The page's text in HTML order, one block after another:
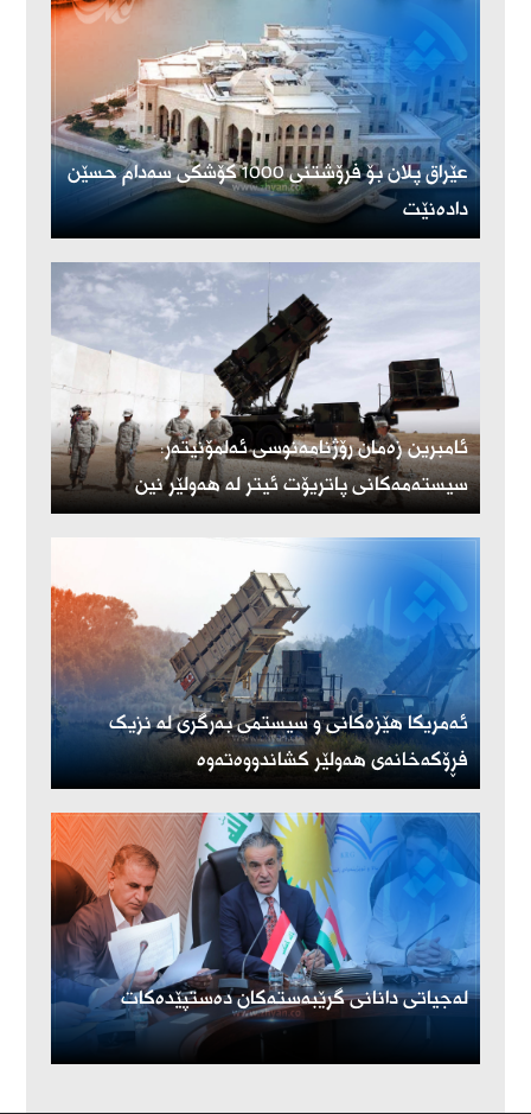
عێراق پلان بۆ فرۆشتنی 1000 کۆشکی سەدام حسێن
دادەنێت
ئامبرین زەمان رۆژنامەنوسی ئەلمۆنیتەر:
سیستەمەکانی پاتریۆت ئیتر لە هەولێر نین
ئەمریكا هێزەكانی و سیستمی بەرگری لە نزیک
فڕۆكەخانەی هەولێر كشاندووەتەوە
لەجیاتی دانانی گرێبەستەکان دەستپێدەکات